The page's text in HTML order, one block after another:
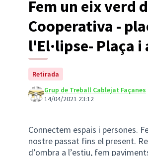
Fem un eix verd
Cooperativa -
l'El·lipse- Plaça i
Retirada
Grup de Treball Cablejat Façanes
14/04/2021 23:12
Connectem espais i persones.
nostre passat fins el present.
d’ombra a l’estiu, fem